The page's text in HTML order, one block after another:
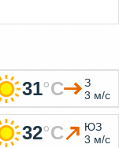
31°C
З
3 м/с
32°C
ЮЗ
3 м/с